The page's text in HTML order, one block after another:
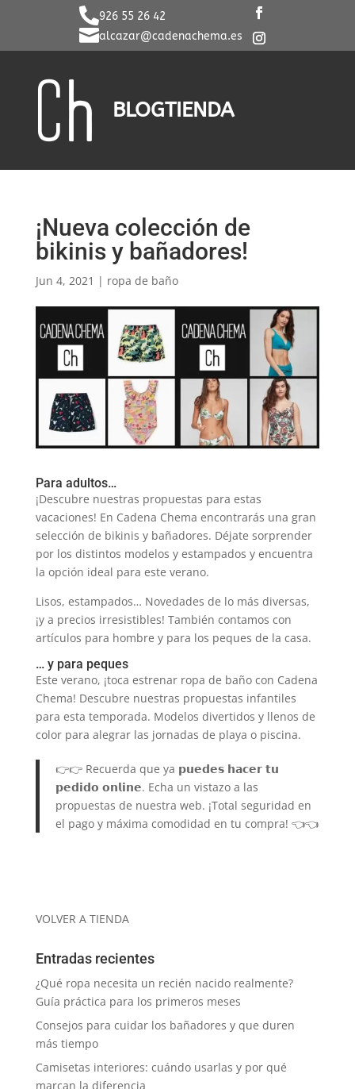
926 55 26 42
alcazar@cadenachema.es
BLOGTIENDA
¡Nueva colección de
bikinis y bañadores!
Jun 4, 2021 | ropa de baño
Para adultos…
¡Descubre nuestras propuestas para estas
vacaciones! En Cadena Chema encontrarás una gran
selección de bikinis y bañadores. Déjate sorprender
por los distintos modelos y estampados y encuentra
la opción ideal para este verano.
Lisos, estampados… Novedades de lo más diversas,
¡y a precios irresistibles! También contamos con
artículos para hombre y para los peques de la casa.
… y para peques
Este verano, ¡toca estrenar ropa de baño con Cadena
Chema! Descubre nuestras propuestas infantiles
para esta temporada. Modelos divertidos y llenos de
color para alegrar las jornadas de playa o piscina.
👉👉 Recuerda que ya 𝗽𝘂𝗲𝗱𝗲𝘀 𝗵𝗮𝗰𝗲𝗿 𝘁𝘂
𝗽𝗲𝗱𝗶𝗱𝗼 𝗼𝗻𝗹𝗶𝗻𝗲. Echa un vistazo a las
propuestas de nuestra web. ¡Total seguridad en
el pago y máxima comodidad en tu compra! 👈👈
VOLVER A TIENDA
Entradas recientes
¿Qué ropa necesita un recién nacido realmente?
Guía práctica para los primeros meses
Consejos para cuidar los bañadores y que duren
más tiempo
Camisetas interiores: cuándo usarlas y por qué
marcan la diferencia